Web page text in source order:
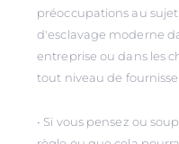
préoccupations au
d'esclavage moderne
entreprise ou dans les
tout niveau de
• Si vous pensez ou